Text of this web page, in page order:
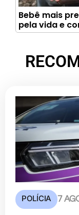
Bebê mais
pela vida e
POLÍCIA 7